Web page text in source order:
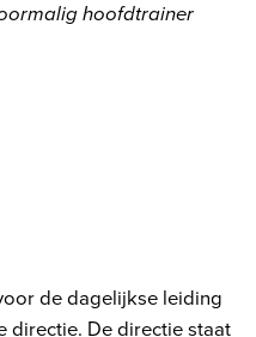
hoofdtrainer
de dagelijkse leiding
directie. De directie staat